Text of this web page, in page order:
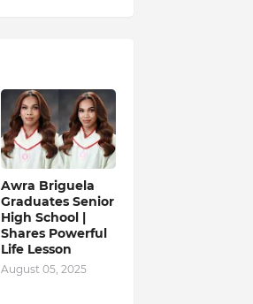
Awra Briguela
Graduates Senior
High School |
Shares Powerful
Life Lesson
August 05, 2025